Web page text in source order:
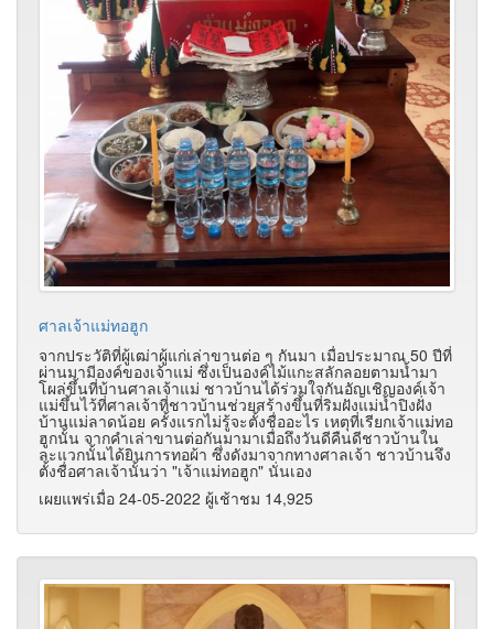
ศาลเจ้าแม่ทอฮูก
จากประวัติที่ผู้เฒ่าผู้แก่เล่าขานต่อ ๆ กันมา เมื่อประมาณ 50 ปีที่
ผ่านมามีองค์ของเจ้าแม่ ซึ่งเป็นองค์ไม้แกะสลักลอยตามน้ำมา
โผล่ขึ้นที่บ้านศาลเจ้าแม่ ชาวบ้านได้ร่วมใจกันอัญเชิญองค์เจ้า
แม่ขึ้นไว้ที่ศาลเจ้าที่ชาวบ้านช่วยสร้างขึ้นที่ริมฝังแม่น้ำปิงฝั่ง
บ้านแม่ลาดน้อย ครั้งแรกไม่รู้จะตั้งชื่ออะไร เหตุที่เรียกเจ้าแม่ทอ
ฮูกนั้น จากคำเล่าขานต่อกันมามาเมื่อถึงวันดีคืนดีชาวบ้านใน
ละแวกนั้นได้ยินการทอผ้า ซึ่งดังมาจากทางศาลเจ้า ชาวบ้านจึง
ตั้งชื่อศาลเจ้านั้นว่า "เจ้าแม่ทอฮูก" นั่นเอง
เผยแพร่เมื่อ 24-05-2022 ผู้เช้าชม 14,925